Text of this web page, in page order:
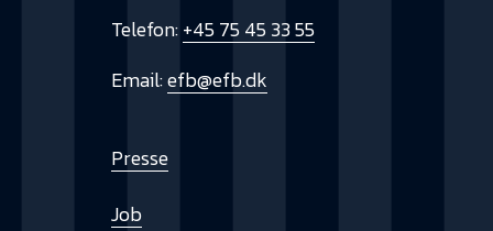
Telefon:+45 75 45 33 55
Email:efb@efb.dk
Presse
Job